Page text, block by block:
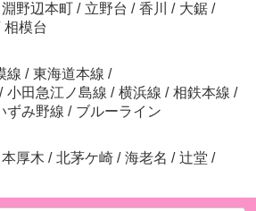
淵野辺本町 / 立野台 / 香川 / 大鋸 /
相模台
線 / 東海道本線 /
/ 小田急江ノ島線 / 横浜線 / 相鉄本線 /
ずみ野線 / ブルーライン
本厚木 / 北茅ケ崎 / 海老名 / 辻堂 /